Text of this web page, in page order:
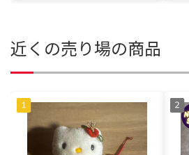
近くの売り場の商品